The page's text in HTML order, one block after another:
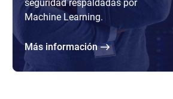
Machine Learning.
Más información